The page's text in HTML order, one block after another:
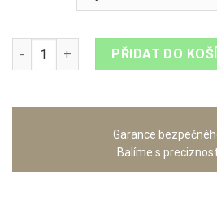
Oliva - dekor k2 zrcátko množství
PŘIDAT DO
Garance
Balíme s